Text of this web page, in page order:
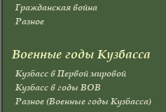
Гражданская война
Разное
Военные годы Кузбасса
Кузбасс в Первой мировой
Кузбасс в годы ВОВ
Разное (Военные годы Кузбасса)